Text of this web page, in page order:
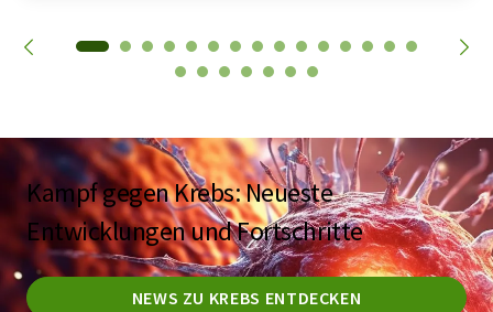
Kampf gegen Krebs: Neueste
Entwicklungen und Fortschritte
NEWS ZU KREBS ENTDECKEN